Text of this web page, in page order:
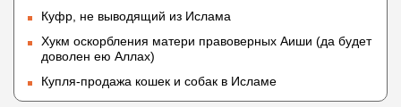
Куфр, не выводящий из Ислама
Хукм оскорбления матери правоверных Аиши (да будет
доволен ею Аллах)
Купля-продажа кошек и собак в Исламе